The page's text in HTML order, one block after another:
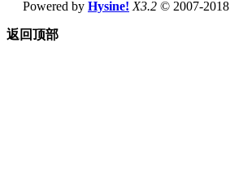
Powered by Hysine! X3.2 © 2007-2018
返回顶部